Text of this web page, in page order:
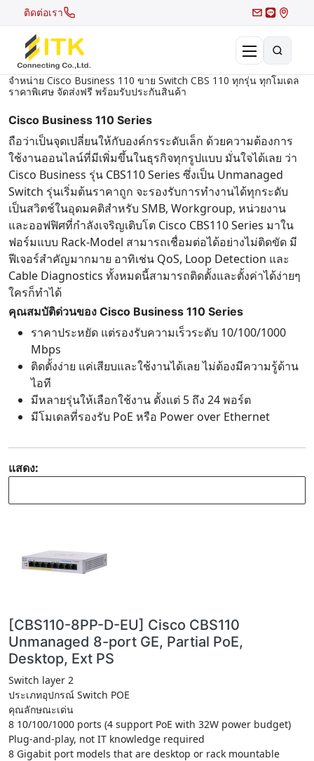
ติดต่อเรา
Recent Search
Hot Search
จำหน่าย Cisco Business 110 ขาย Switch CBS 110 ทุกรุ่น ทุกโมเดล
ราคาพิเศษ จัดส่งฟรี พร้อมรับประกันสินค้า
Cisco Business 110 Series
ถือว่าเป็นจุดเปลี่ยนให้กับองค์กรระดับเล็ก ด้วยความต้องการ
ใช้งานออนไลน์ที่มีเพิ่มขึ้นในธุรกิจทุกรูปแบบ มั่นใจได้เลย ว่า
Cisco Business รุ่น CBS110 Series ซึ่งเป็น Unmanaged
Switch รุ่นเริ่มต้นราคาถูก จะรองรับการทำงานได้ทุกระดับ
เป็นสวิตช์ในอุดมคติสำหรับ SMB, Workgroup, หน่วยงาน
และออฟฟิศที่กำลังเจริญเติบโต Cisco CBS110 Series มาใน
ฟอร์มแบบ Rack-Model สามารถเชื่อมต่อได้อย่างไม่ติดขัด มี
ฟีเจอร์สำคัญมากมาย อาทิเช่น QoS, Loop Detection และ
Cable Diagnostics ทั้งหมดนี้สามารถติดตั้งและตั้งค่าได้ง่ายๆ
ใครก็ทำได้
คุณสมบัติด่วนของ Cisco Business 110 Series
ราคาประหยัด แต่รองรับความเร็วระดับ 10/100/1000
Mbps
ติดตั้งง่าย แค่เสียบและใช้งานได้เลย ไม่ต้องมีความรู้ด้าน
ไอที
มีหลายรุ่นให้เลือกใช้งาน ตั้งแต่ 5 ถึง 24 พอร์ต
มีโมเดลที่รองรับ PoE หรือ Power over Ethernet
แสดง:
[CBS110-8PP-D-EU] Cisco CBS110
Unmanaged 8-port GE, Partial PoE,
Desktop, Ext PS
Switch layer 2
ประเภทอุปกรณ์ Switch POE
คุณลักษณะเด่น
8 10/100/1000 ports (4 support PoE with 32W power budget)
Plug-and-play, not IT knowledge required
8 Gigabit port models that are desktop or rack mountable